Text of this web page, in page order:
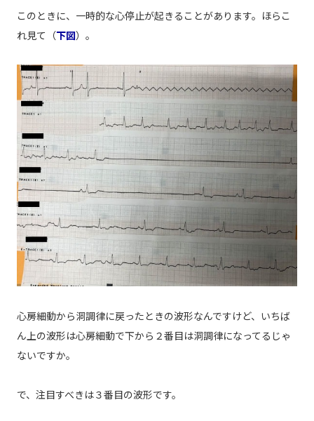
このときに、一時的な心停止が起きることがあります。ほらこ
れ見て（下図）。
心房細動から洞調律に戻ったときの波形なんですけど、いちば
ん上の波形は心房細動で下から２番目は洞調律になってるじゃ
ないですか。
で、注目すべきは３番目の波形です。